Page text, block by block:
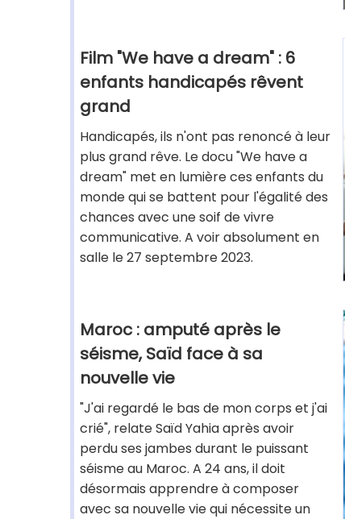
Film "We have a dream" : 6
enfants handicapés rêvent
grand
Handicapés, ils n'ont pas renoncé à leur
plus grand rêve. Le docu "We have a
dream" met en lumière ces enfants du
monde qui se battent pour l'égalité des
chances avec une soif de vivre
communicative. A voir absolument en
salle le 27 septembre 2023.
Maroc : amputé après le
séisme, Saïd face à sa
nouvelle vie
"J'ai regardé le bas de mon corps et j'ai
crié", relate Saïd Yahia après avoir
perdu ses jambes durant le puissant
séisme au Maroc. A 24 ans, il doit
désormais apprendre à composer
avec sa nouvelle vie qui nécessite un